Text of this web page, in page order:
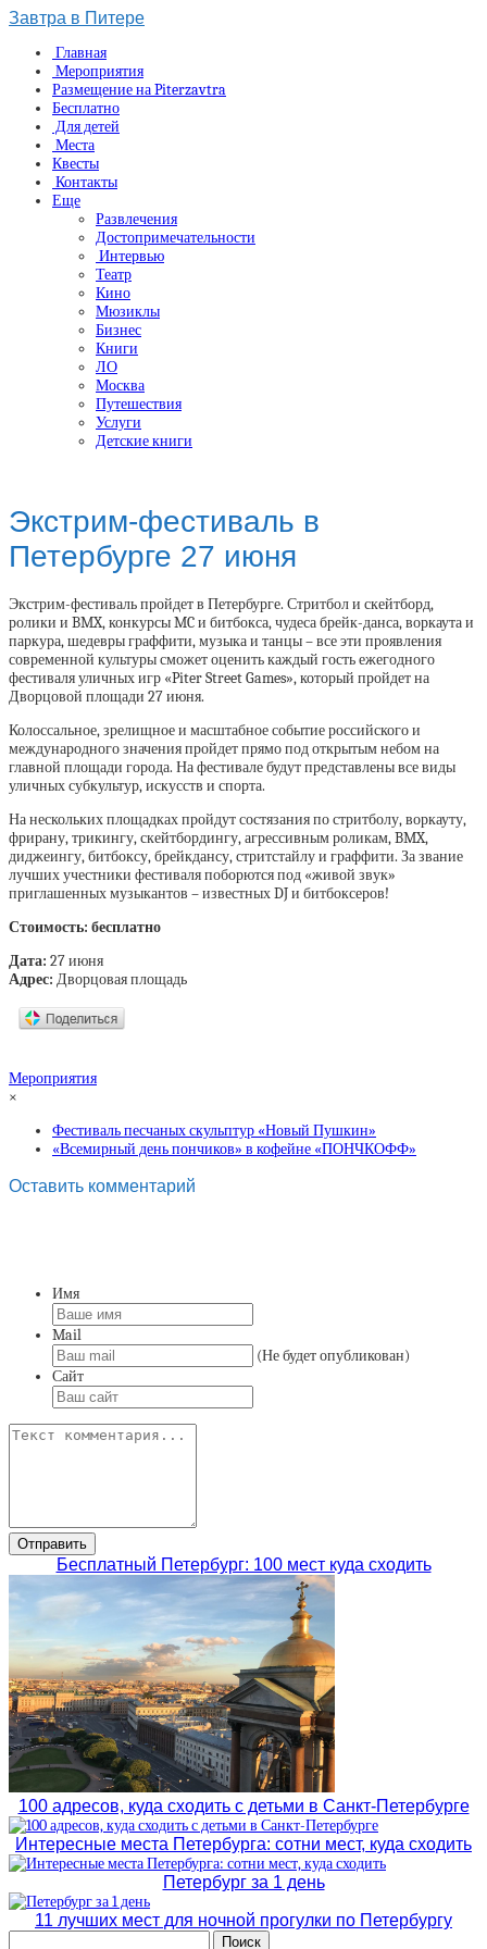
Завтра в Питере
Главная
Мероприятия
Размещение на Piterzavtra
Бесплатно
Для детей
Места
Квесты
Контакты
Еще
Развлечения
Достопримечательности
Интервью
Театр
Кино
Мюзиклы
Бизнес
Книги
ЛО
Москва
Путешествия
Услуги
Детские книги
Экстрим-фестиваль в
Петербурге 27 июня
Экстрим-фестиваль пройдет в Петербурге. Стритбол и скейтборд,
ролики и BMX, конкурсы MC и битбокса, чудеса брейк-данса, воркаута и
паркура, шедевры граффити, музыка и танцы – все эти проявления
современной культуры сможет оценить каждый гость ежегодного
фестиваля уличных игр «Piter Street Games», который пройдет на
Дворцовой площади 27 июня.
Колоссальное, зрелищное и масштабное событие российского и
международного значения пройдет прямо под открытым небом на
главной площади города. На фестивале будут представлены все виды
уличных субкультур, искусств и спорта.
На нескольких площадках пройдут состязания по стритболу, воркауту,
фрирану, трикингу, скейтбордингу, агрессивным роликам, BMX,
диджеингу, битбоксу, брейкдансу, стритстайлу и граффити. За звание
лучших учестники фестиваля поборются под «живой звук»
приглашенных музыкантов – известных DJ и битбоксеров!
Стоимость: бесплатно
Дата: 27 июня
Адрес: Дворцовая площадь
Мероприятия
×
Фестиваль песчаных скульптур «Новый Пушкин»
«Всемирный день пончиков» в кофейне «ПОНЧКОФФ»
Оставить комментарий
Имя
Mail
(Не будет опубликован)
Сайт
Бесплатный Петербург: 100 мест куда сходить
100 адресов, куда сходить с детьми в Санкт-Петербурге
Интересные места Петербурга: сотни мест, куда сходить
Петербург за 1 день
11 лучших мест для ночной прогулки по Петербургу